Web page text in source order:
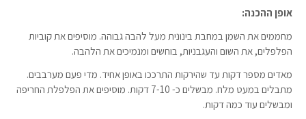
אופן ההכנה:
מחממים את השמן במחבת בינונית מעל להבה גבוהה. מוסיפים את קוביות
הפלפלים, את השום והעגבניות, בוחשים ומנמיכים את הלהבה.
מאדים מספר דקות עד שהירקות התרככו באופן אחיד. מדי פעם מערבבים.
מתבלים במעט מלח. מבשלים כ- 7-10 דקות. מוסיפים את הפלפלת החריפה
ומבשלים עוד כמה דקות.